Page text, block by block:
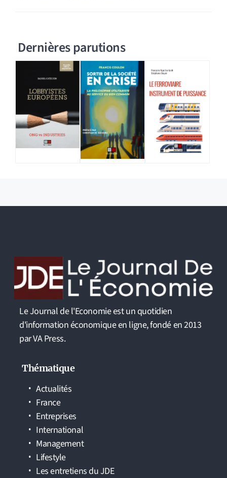
Dernières parutions
Le Journal de l'Economie est un quotidien
d'information économique en ligne, fondé en 2013
par VA Press.
Thématique
Actualités
France
Entreprises
International
Management
Lifestyle
Les entretiens du JDE